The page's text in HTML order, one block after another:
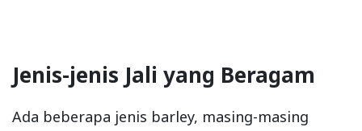
Jenis-jenis Jali yang Beragam
Ada beberapa jenis barley, masing-masing